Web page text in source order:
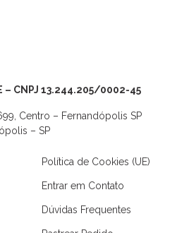
– CNPJ 13.244.205/0002-45
Centro – Fernandópolis SP
– SP
Política de Cookies (UE)
Entrar em Contato
Dúvidas Frequentes